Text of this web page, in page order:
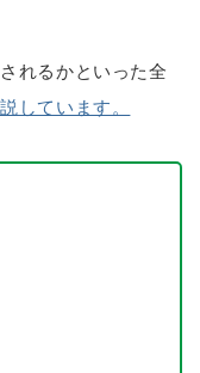
れるかといった全
しています。